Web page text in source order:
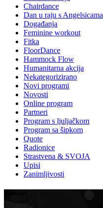
Chairdance
Dan u raju s Angelsicama
Događanja
Feminine workout
Fitka
FloorDance
Hammock Flow
Humanitarna akcija
Nekategorizirano
Novi programi
Novosti
Online program
Partneri
Program s ljuljačkom
Program sa šipkom
Quote
Radionice
Strastvena & SVOJA
Upisi
Zanimljivosti